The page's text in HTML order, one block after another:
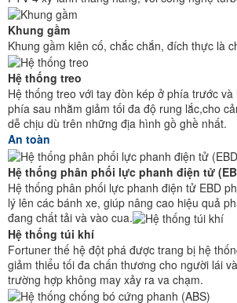
Khung gầm
Khung gầm kiên cố, chắc chắn, đích thực là
Hệ thống treo
Hệ thống treo với tay đòn kép ở phía trước
phía sau nhằm giảm tối đa độ rung lắc,cho
dễ chịu dù trên những địa hình gồ ghề nhất.
An toàn
Hệ thống phân phối lực phanh điện tử
Hệ thống phân phối lực phanh điện tử EBD
lý lên các bánh xe, giúp nâng cao hiệu quả
đang chất tải và vào cua.
Hệ thống túi khí
Fortuner thế hệ đột phá được trang bị hệ
giảm thiểu tối đa chấn thương cho người lái
trường hợp không may xảy ra va chạm.